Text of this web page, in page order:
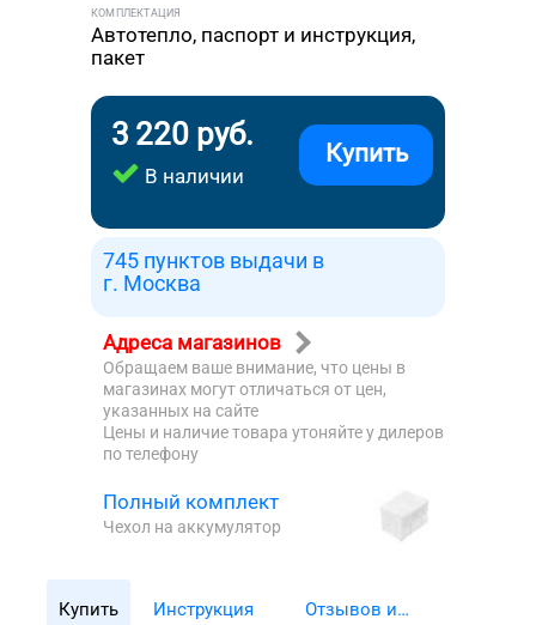
КОМПЛЕКТАЦИЯ
Автотепло, паспорт и инструкция,
пакет
3 220 руб.
В наличии
Купить
745 пунктов выдачи в
г. Москва
Адреса магазинов
Обращаем ваше внимание, что цены в
магазинах могут отличаться от цен,
указанных на сайте
Цены и наличие товара утоняйте у дилеров
по телефону
Полный комплект
Чехол на аккумулятор
Купить Инструкция
Отзывов и